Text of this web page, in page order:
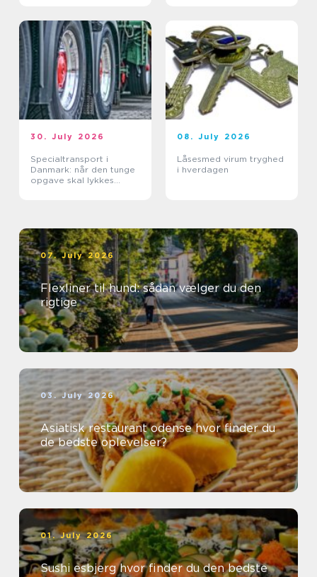
30. July 2026
Specialtransport i
Danmark: når den tunge
opgave skal lykkes
08. July 2026
Låsesmed virum tryghed
i hverdagen
07. July 2026
Flexliner til hund: sådan vælger du den
rigtige
03. July 2026
Asiatisk restaurant odense hvor finder du
de bedste oplevelser?
01. July 2026
Sushi esbjerg hvor finder du den bedste